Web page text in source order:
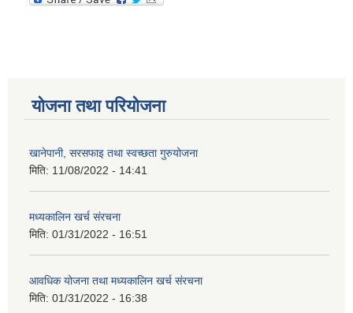
योजना तथा परियोजना
खानेपानी, सरसफाइ तथा स्वच्छता गुरुयोजना
मिति: 11/08/2022 - 14:41
मध्यकालिन खर्च संरचना
मिति: 01/31/2022 - 16:51
आवधिक योजना तथा मध्यकालिन खर्च संरचना
मिति: 01/31/2022 - 16:38